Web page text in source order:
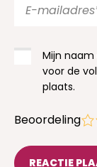
Mijn
voor de
plaats.
Beoordeling